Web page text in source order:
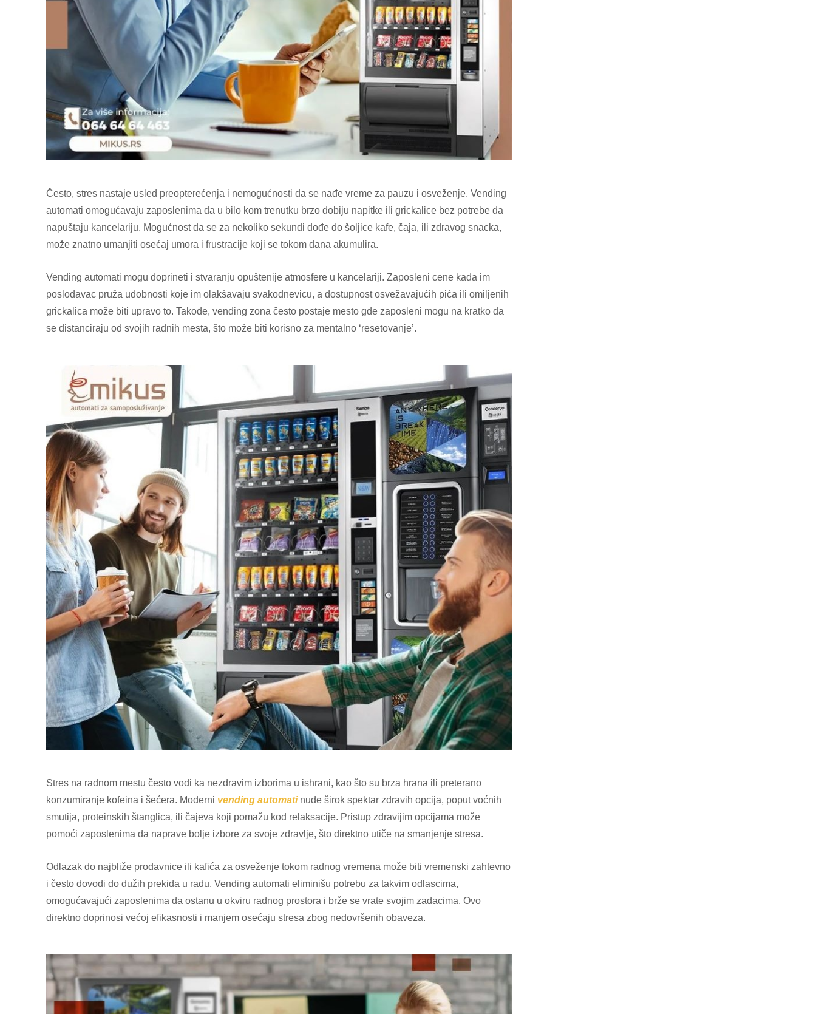
Često, stres nastaje usled preopterećenja i nemogućnosti da se nađe vreme za pauzu i osveženje. Vending
automati omogućavaju zaposlenima da u bilo kom trenutku brzo dobiju napitke ili grickalice bez potrebe da
napuštaju kancelariju. Mogućnost da se za nekoliko sekundi dođe do šoljice kafe, čaja, ili zdravog snacka,
može znatno umanjiti osećaj umora i frustracije koji se tokom dana akumulira.
Vending automati mogu doprineti i stvaranju opuštenije atmosfere u kancelariji. Zaposleni cene kada im
poslodavac pruža udobnosti koje im olakšavaju svakodnevicu, a dostupnost osvežavajućih pića ili omiljenih
grickalica može biti upravo to. Takođe, vending zona često postaje mesto gde zaposleni mogu na kratko da
se distanciraju od svojih radnih mesta, što može biti korisno za mentalno ‘resetovanje’.
Stres na radnom mestu često vodi ka nezdravim izborima u ishrani, kao što su brza hrana ili preterano
konzumiranje kofeina i šećera. Moderni vending automatinude širok spektar zdravih opcija, poput voćnih
smutija, proteinskih štanglica, ili čajeva koji pomažu kod relaksacije. Pristup zdravijim opcijama može
pomoći zaposlenima da naprave bolje izbore za svoje zdravlje, što direktno utiče na smanjenje stresa.
Odlazak do najbliže prodavnice ili kafića za osveženje tokom radnog vremena može biti vremenski zahtevno
i često dovodi do dužih prekida u radu. Vending automati eliminišu potrebu za takvim odlascima,
omogućavajući zaposlenima da ostanu u okviru radnog prostora i brže se vrate svojim zadacima. Ovo
direktno doprinosi većoj efikasnosti i manjem osećaju stresa zbog nedovršenih obaveza.